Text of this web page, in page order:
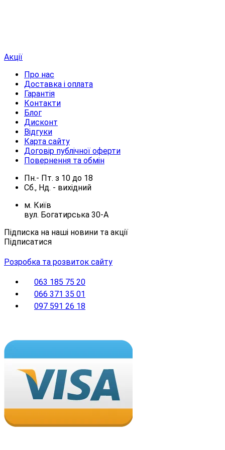
Акції
Про нас
Доставка і оплата
Гарантія
Контакти
Блог
Дисконт
Відгуки
Карта сайту
Договір публічної оферти
Повернення та обмін
Пн.- Пт. з 10 до 18
Сб., Нд. - вихідний
м. Київ
вул. Богатирська 30-А
Підписка на наші новини та акції
Підписатися
Розробка та розвиток сайту
063 185 75 20
066 371 35 01
097 591 26 18